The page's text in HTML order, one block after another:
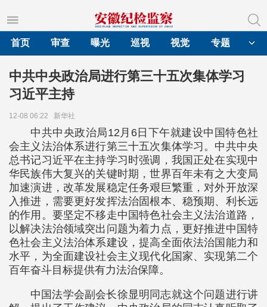
首页
审查 曝光 巡视 视觉 专题
中共中央政治局进行第三十五次集体学习
习近平主持
12-08 06:22 新华社
中共中央政治局12月6日下午就建设中国特色社
会主义法治体系进行第三十五次集体学习。中共中央
总书记习近平在主持学习时强调，我国正处在实现中
华民族伟大复兴的关键时期，世界百年未有之大变局
加速演进，改革发展稳定任务艰巨繁重，对外开放深
入推进，需要更好发挥法治固根本、稳预期、利长远
的作用。要坚定不移走中国特色社会主义法治道路，
以解决法治领域突出问题为着力点，更好推进中国特
色社会主义法治体系建设，提高全面依法治国能力和
水平，为全面建设社会主义现代化国家、实现第二个
百年奋斗目标提供有力法治保障。
中国法学会副会长徐显明同志就这个问题进行讲